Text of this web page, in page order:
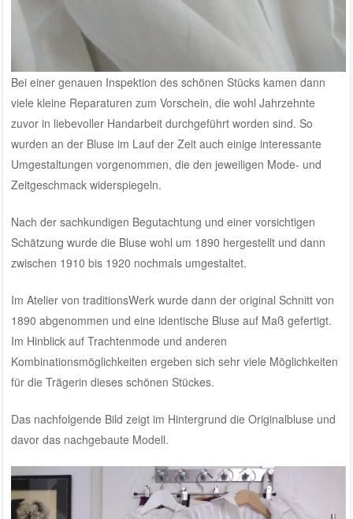
Bei einer genauen Inspektion des schönen Stücks kamen dann
viele kleine Reparaturen zum Vorschein, die wohl Jahrzehnte
zuvor in liebevoller Handarbeit durchgeführt worden sind. So
wurden an der Bluse im Lauf der Zeit auch einige interessante
Umgestaltungen vorgenommen, die den jeweiligen Mode- und
Zeitgeschmack widerspiegeln.
Nach der sachkundigen Begutachtung und einer vorsichtigen
Schätzung wurde die Bluse wohl um 1890 hergestellt und dann
zwischen 1910 bis 1920 nochmals umgestaltet.
Im Atelier von traditionsWerk wurde dann der original Schnitt von
1890 abgenommen und eine identische Bluse auf Maß gefertigt.
Im Hinblick auf Trachtenmode und anderen
Kombinationsmöglichkeiten ergeben sich sehr viele Möglichkeiten
für die Trägerin dieses schönen Stückes.
Das nachfolgende Bild zeigt im Hintergrund die Originalbluse und
davor das nachgebaute Modell.